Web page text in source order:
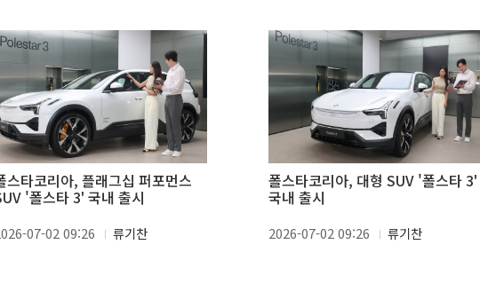
스타코리아, 플래그십 퍼포먼스
'폴스타 3' 국내 출시
07-02 09:26 류기찬
폴스타코리아, 대형 SUV '폴스타 3'
국내 출시
2026-07-02 09:26 류기찬